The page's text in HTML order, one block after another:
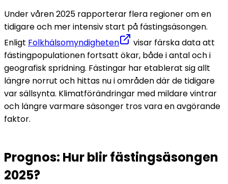
Under våren 2025 rapporterar flera regioner om en
tidigare och mer intensiv start på fästingsäsongen.
Enligt Folkhälsomyndigheten
visar färska data att
fästingpopulationen fortsatt ökar, både i antal och i
geografisk spridning. Fästingar har etablerat sig allt
längre norrut och hittas nu i områden där de tidigare
var sällsynta. Klimatförändringar med mildare vintrar
och längre varmare säsonger tros vara en avgörande
faktor.
Prognos: Hur blir fästingsäsongen
2025?